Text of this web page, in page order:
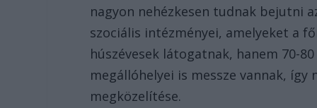
nagyon nehézkesen tudnak bejutni
szociális intézményei, amelyeket a
húszévesek látogatnak, hanem 70-
megállóhelyei is messze vannak,
megközelítése.